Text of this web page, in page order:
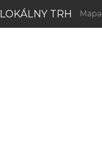
LOKÁLNY TRH Mapa